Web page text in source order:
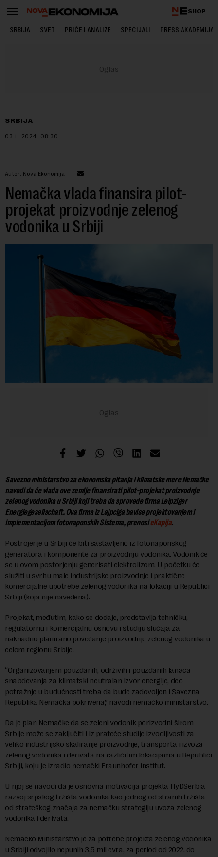
SHOP
SRBIJA SVET PRIČE I ANALIZE SPECIJALI PRESS AKADEMIJA
SRBIJA
03.11.2024. 08:30
Autor: Nova Ekonomija
Nemačka vlada finansira pilot-
projekat proizvodnje zelenog
vodonika u Srbiji
Savezno ministarstvo za ekonomska pitanja i klimatske mere Nemačke
navodi da će vlada ove zemlje finansirati pilot-projekat proizvodnje
zelenog vodonika u Srbiji koji treba da sprovede firma Leipziger
Energiegesellschaft. Ova firma iz Lajpciga bavise projektovanjem i
implementacijom fotonaponskih Sistema, prenosieKapija.
Postrojenje u Srbiji će biti sastavljeno iz fotonaponskog
generatora i komponente za proizvodnju vodonika. Vodonik će
se u ovom postorjenju generisati elektrolizom. U početku će
služiti u svrhu male industrijske proizvodnje i praktične
komercijalne upotrebe zelenog vodonika na lokaciji u Republici
Srbiji (koja nije navedena).
Projekat, međutim, kako se dodaje, predstavlja tehničku,
regulatornu i komercijalnu osnovu i studiju slučaja za
naknadno planirano povećanje proizvodnje zelenog vodonika u
celom regionu Srbije.
“Organizovanjem pouzdanih, održivih i pouzdanih lanaca
snabdevanja za klimatski neutralan izvor energije, deo
potražnje u budućnosti treba da bude zadovoljen i Savezna
Republika Nemačka pokrivena,” navodi nemačko ministarstvo.
Da je plan Nemačke da se zeleni vodonik porizvodni širom
Srbije može se zaključiti i iz prateće studije izvodljivosti za
veliko industrijsko skaliranje proizvodnje, transporta i izvoza
zelenog vodonika i derivata na različitim lokacijama u Republici
Srbiji, koju je izradio nemački Fraunhofer institut.
U njoj se navodi da je osnovna motivacija projekta HyDSerbia
razvoj srpskog tržišta vodonika kao jednog od stranih tržišta
od strateškog značaja za nemačku strategiju uvoza zelenog
vodonika i derivata.
Nemačko Ministarstvo je za potrebe projekta zelenog vodonika
u Srbiji odvojilo nepunih 3,5 mil evra, za period od 2022. do